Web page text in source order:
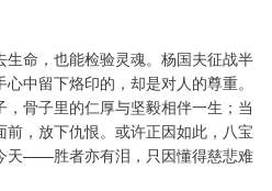
命，也能检验灵魂。杨国夫征战半
中留下烙印的，却是对人的尊重。
骨子里的仁厚与坚毅相伴一生；当
，放下仇恨。或许正因如此，八宝
天——胜者亦有泪，只因懂得慈悲难